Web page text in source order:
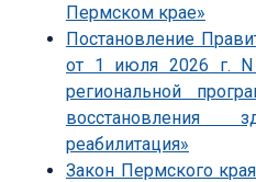
Пермском крае»
Постановление
от 1 июля 2026 г.
региональной
восстановления
реабилитация»
Закон Пермского